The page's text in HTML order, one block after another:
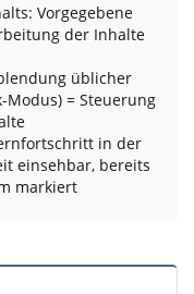
Vorgegebene
der Inhalte
üblicher
Modus) = Steuerung
in der
einsehbar, bereits
markiert